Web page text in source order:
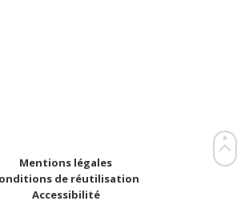
Mentions légales
de réutilisation
Accessibilité